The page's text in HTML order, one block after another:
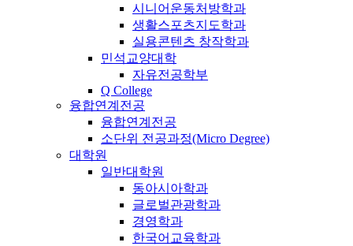
시니어운동처방학과
생활스포츠지도학과
실용콘텐츠 창작학과
민석교양대학
자유전공학부
Q College
융합연계전공
융합연계전공
소단위 전공과정(Micro Degree)
대학원
일반대학원
동아시아학과
글로벌관광학과
경영학과
한국어교육학과